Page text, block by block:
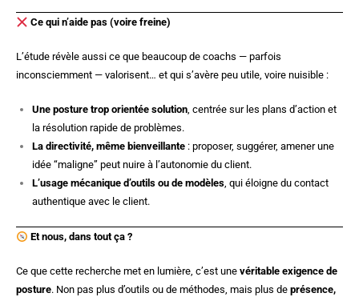
Ce qui n’aide pas (voire freine)
L’étude révèle aussi ce que beaucoup de coachs — parfois
inconsciemment — valorisent… et qui s’avère peu utile, voire nuisible :
Une posture trop orientée solution, centrée sur les plans d’action et
la résolution rapide de problèmes.
La directivité, même bienveillante : proposer, suggérer, amener une
idée “maligne” peut nuire à l’autonomie du client.
L’usage mécanique d’outils ou de modèles, qui éloigne du contact
authentique avec le client.
Et nous, dans tout ça ?
Ce que cette recherche met en lumière, c’est une véritable exigence de
posture. Non pas plus d’outils ou de méthodes, mais plus de présence,